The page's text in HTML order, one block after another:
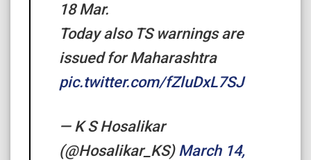
18 Mar.
Today also TS warnings are
issued for Maharashtra
pic.twitter.com/fZluDxL7SJ
— K S Hosalikar
(@Hosalikar_KS) March 14,